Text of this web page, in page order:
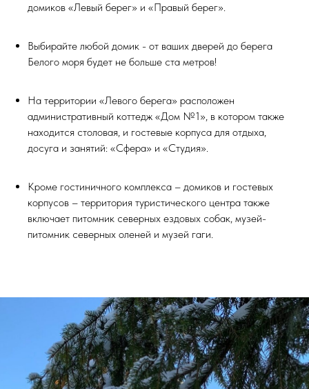
домиков «Левый берег» и «Правый берег».
Выбирайте любой домик - от ваших дверей до берега
Белого моря будет не больше ста метров!
На территории «Левого берега» расположен
административный коттедж «Дом №1», в котором также
находится столовая, и гостевые корпуса для отдыха,
досуга и занятий: «Сфера» и «Студия».
Кроме гостиничного комплекса – домиков и гостевых
корпусов – территория туристического центра также
включает питомник северных ездовых собак, музей-
питомник северных оленей и музей гаги.